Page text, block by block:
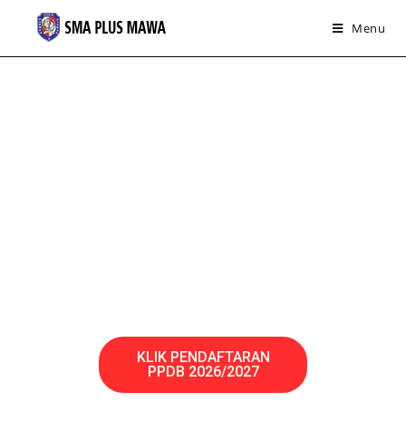
Menu
KLIK PENDAFTARAN
PPDB 2026/2027